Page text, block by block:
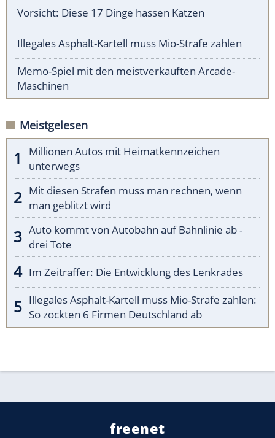
Vorsicht: Diese 17 Dinge hassen Katzen
Illegales Asphalt-Kartell muss Mio-Strafe zahlen
Memo-Spiel mit den meistverkauften Arcade-
Maschinen
Meistgelesen
Millionen Autos mit Heimatkennzeichen
unterwegs
Mit diesen Strafen muss man rechnen, wenn
man geblitzt wird
Auto kommt von Autobahn auf Bahnlinie ab -
drei Tote
Im Zeitraffer: Die Entwicklung des Lenkrades
Illegales Asphalt-Kartell muss Mio-Strafe zahlen:
So zockten 6 Firmen Deutschland ab
freenet